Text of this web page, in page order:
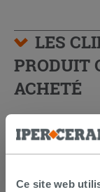
Ce site web
LES
PRODUIT
ACHETÉ